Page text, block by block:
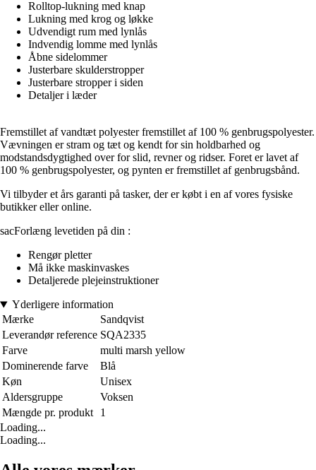
Rolltop-lukning med knap
Lukning med krog og løkke
Udvendigt rum med lynlås
Indvendig lomme med lynlås
Åbne sidelommer
Justerbare skulderstropper
Justerbare stropper i siden
Detaljer i læder
Fremstillet af vandtæt polyester fremstillet af 100 % genbrugspolyester.
Vævningen er stram og tæt og kendt for sin holdbarhed og
modstandsdygtighed over for slid, revner og ridser. Foret er lavet af
100 % genbrugspolyester, og pynten er fremstillet af genbrugsbånd.
Vi tilbyder et års garanti på tasker, der er købt i en af vores fysiske
butikker eller online.
sacForlæng levetiden på din :
Rengør pletter
Må ikke maskinvaskes
Detaljerede plejeinstruktioner
Yderligere information
Mærke
Sandqvist
Leverandør reference SQA2335
Farve
multi marsh yellow
Dominerende farve
Blå
Køn
Unisex
Aldersgruppe
Voksen
Mængde pr. produkt
1
Loading...
Loading...